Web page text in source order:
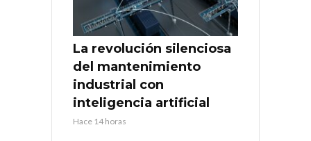
La revolución silenciosa
del mantenimiento
industrial con
inteligencia artificial
Hace 14 horas